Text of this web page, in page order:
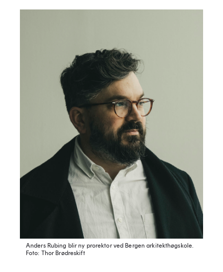
Anders Rubing blir ny prorektor ved Bergen arkitekthøgskole.
Foto: Thor Brødreskift